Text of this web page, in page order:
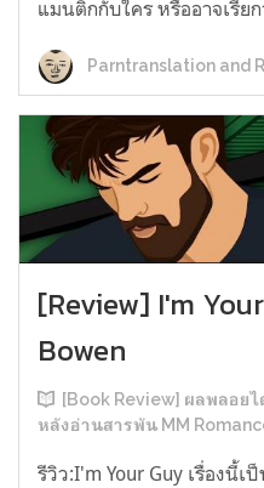
แมนติกกับใคร หรืออาจเรียก
Parntranslation and
[Review] I'm
Bowen
[Book Review] ผลพลอย
หลังอ่านสารพัน MM
รีวิว:I'm Your Guy เรื่องนี้เ